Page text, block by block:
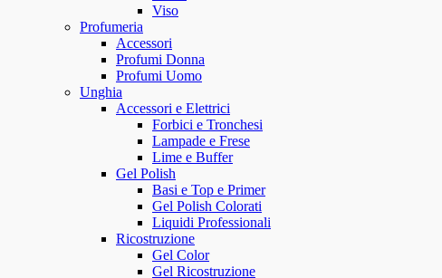
Viso
Profumeria
Accessori
Profumi Donna
Profumi Uomo
Unghia
Accessori e Elettrici
Forbici e Tronchesi
Lampade e Frese
Lime e Buffer
Gel Polish
Basi e Top e Primer
Gel Polish Colorati
Liquidi Professionali
Ricostruzione
Gel Color
Gel Ricostruzione